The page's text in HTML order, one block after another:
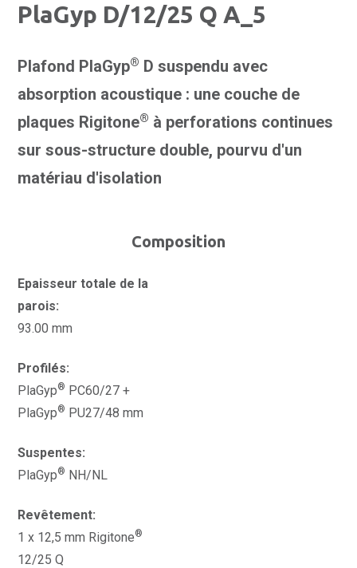
PlaGyp D/12/25 Q A_5
Plafond PlaGyp® D suspendu avec
absorption acoustique : une couche de
plaques Rigitone® à perforations continues
sur sous-structure double, pourvu d'un
matériau d'isolation
Composition
Epaisseur totale de la
parois:
93.00 mm
Profilés:
PlaGyp® PC60/27 +
PlaGyp® PU27/48 mm
Suspentes:
PlaGyp® NH/NL
Revêtement:
1 x 12,5 mm Rigitone®
12/25 Q